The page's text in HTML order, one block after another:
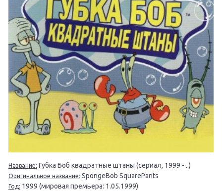
Название: Губка Боб квадратные штаны (сериал, 1999 - ..)
Оригинальное название: SpongeBob SquarePants
Год: 1999 (мировая премьера: 1.05.1999)